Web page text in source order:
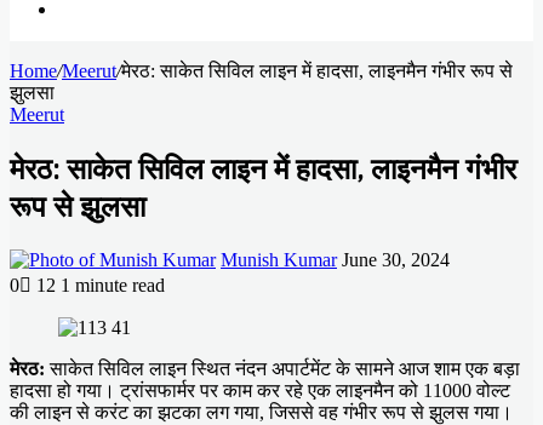
for
Home/Meerut/मेरठ: साकेत सिविल लाइन में हादसा, लाइनमैन गंभीर रूप से
झुलसा
Meerut
मेरठ: साकेत सिविल लाइन में हादसा, लाइनमैन गंभीर
रूप से झुलसा
Munish Kumar Send
June 30, 2024
0
12 1 minute read
मेरठ: साकेत सिविल लाइन स्थित नंदन अपार्टमेंट के सामने आज शाम एक बड़ा
हादसा हो गया। ट्रांसफार्मर पर काम कर रहे एक लाइनमैन को 11000 वोल्ट
की लाइन से करंट का झटका लग गया, जिससे वह गंभीर रूप से झुलस गया।